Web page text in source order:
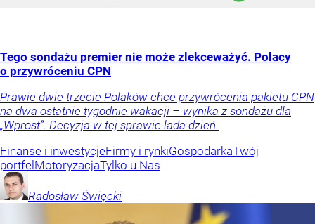
Tego sondażu premier nie może zlekceważyć. Polacy
o przywróceniu CPN
Prawie dwie trzecie Polaków chce przywrócenia pakietu CPN
na dwa ostatnie tygodnie wakacji – wynika z sondażu dla
„Wprost”. Decyzja w tej sprawie lada dzień.
Finanse i inwestycjeFirmy i rynkiGospodarkaTwój
portfel MotoryzacjaTylko u Nas
Radosław Święcki